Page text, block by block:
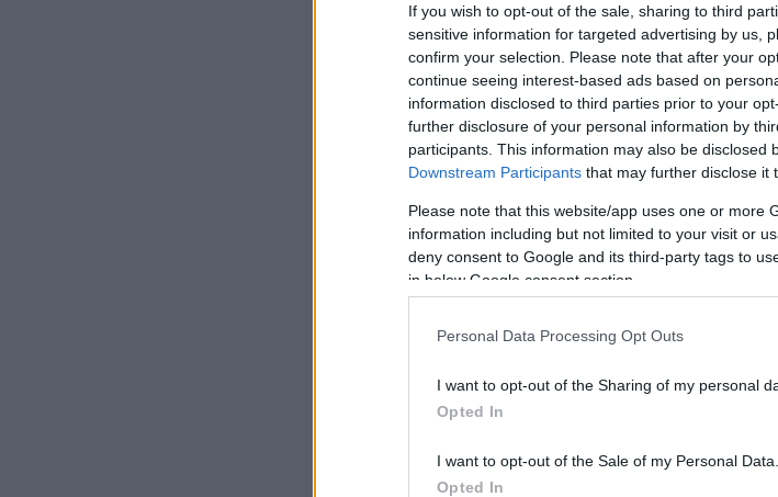
If you wish to opt-out of the sale, sharing to third
sensitive information for targeted advertising by us,
confirm your selection. Please note that after your
continue seeing interest-based ads based on
information disclosed to third parties prior to your
further disclosure of your personal information by
participants. This information may also be disclosed
Downstream Participants that may further disclose it
Please note that this website/app uses one or more
information including but not limited to your visit or
deny consent to Google and its third-party tags to
in below Google consent section.
Personal Data Processing Opt Outs
I want to opt-out of the Sharing of my personal
Opted In
I want to opt-out of the Sale of my Personal Data.
Opted In